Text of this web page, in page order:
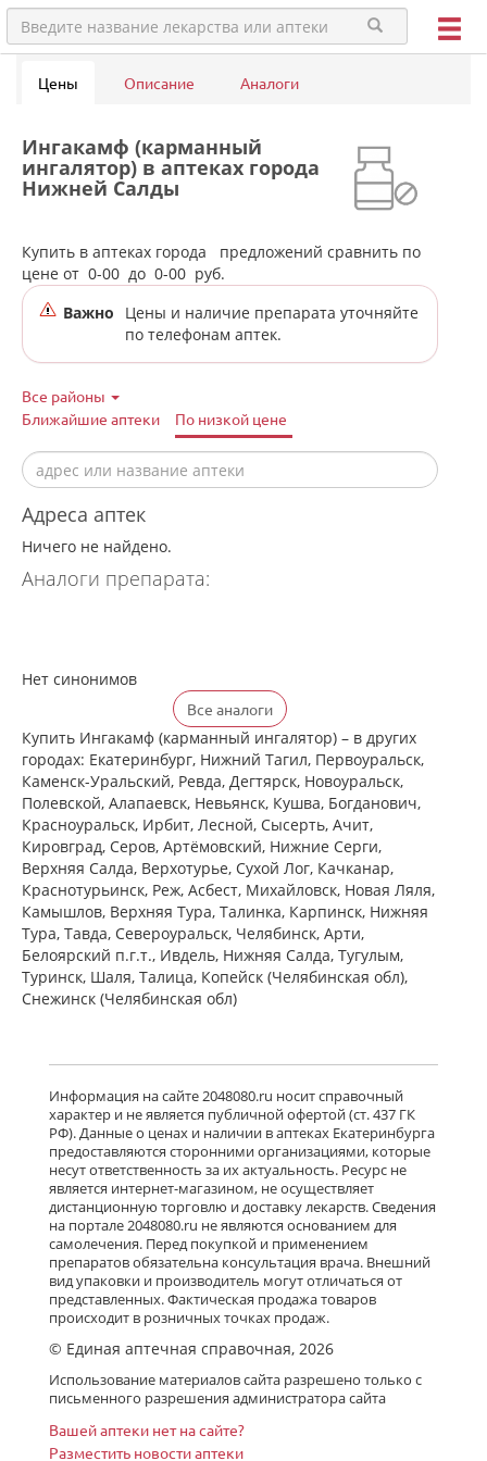
Цены Описание Аналоги
Ингакамф (карманный
ингалятор) в аптеках города
Нижней Салды
Купить в аптеках города
предложений сравнить по
цене от 0-00 до 0-00 руб.
Важно
Цены и наличие препарата уточняйте
по телефонам аптек.
Все районы
Ближайшие аптеки
По низкой цене
Адреса аптек
Ничего не найдено.
Аналоги препарата:
Нет синонимов
Все аналоги
Купить Ингакамф (карманный ингалятор) – в других
городах: Екатеринбург, Нижний Тагил, Первоуральск,
Каменск-Уральский, Ревда, Дегтярск, Новоуральск,
Полевской, Алапаевск, Невьянск, Кушва, Богданович,
Красноуральск, Ирбит, Лесной, Сысерть, Ачит,
Кировград, Серов, Артёмовский, Нижние Cерги,
Верхняя Салда, Верхотурье, Сухой Лог, Качканар,
Краснотурьинск, Реж, Асбест, Михайловск, Новая Ляля,
Камышлов, Верхняя Тура, Талинка, Карпинск, Нижняя
Тура, Тавда, Североуральск, Челябинск, Арти,
Белоярский п.г.т., Ивдель, Нижняя Салда, Тугулым,
Туринск, Шаля, Талица, Копейск (Челябинская обл),
Снежинск (Челябинская обл)
Информация на сайте 2048080.ru носит справочный
характер и не является публичной офертой (ст. 437 ГК
РФ). Данные о ценах и наличии в аптеках Екатеринбурга
предоставляются сторонними организациями, которые
несут ответственность за их актуальность. Ресурс не
является интернет-магазином, не осуществляет
дистанционную торговлю и доставку лекарств. Сведения
на портале 2048080.ru не являются основанием для
самолечения. Перед покупкой и применением
препаратов обязательна консультация врача. Внешний
вид упаковки и производитель могут отличаться от
представленных. Фактическая продажа товаров
происходит в розничных точках продаж.
© Единая аптечная справочная, 2026
Использование материалов сайта разрешено только с
письменного разрешения администратора сайта
Вашей аптеки нет на сайте?
Разместить новости аптеки